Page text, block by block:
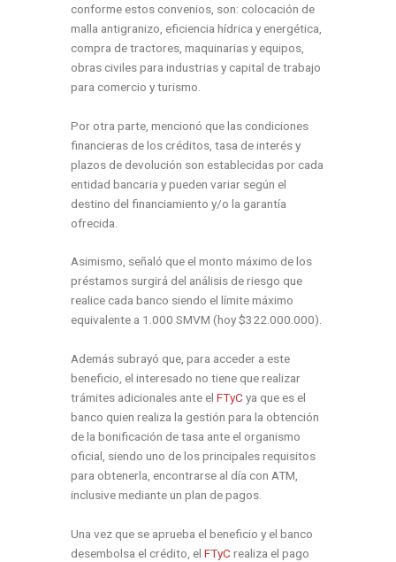
conforme estos convenios, son: colocación de
malla antigranizo, eficiencia hídrica y energética,
compra de tractores, maquinarias y equipos,
obras civiles para industrias y capital de trabajo
para comercio y turismo.
Por otra parte, mencionó que las condiciones
financieras de los créditos, tasa de interés y
plazos de devolución son establecidas por cada
entidad bancaria y pueden variar según el
destino del financiamiento y/o la garantía
ofrecida.
Asimismo, señaló que el monto máximo de los
préstamos surgirá del análisis de riesgo que
realice cada banco siendo el límite máximo
equivalente a 1.000 SMVM (hoy $322.000.000).
Además subrayó que, para acceder a este
beneficio, el interesado no tiene que realizar
trámites adicionales ante el FTyC ya que es el
banco quien realiza la gestión para la obtención
de la bonificación de tasa ante el organismo
oficial, siendo uno de los principales requisitos
para obtenerla, encontrarse al día con ATM,
inclusive mediante un plan de pagos.
Una vez que se aprueba el beneficio y el banco
desembolsa el crédito, el FTyC realiza el pago